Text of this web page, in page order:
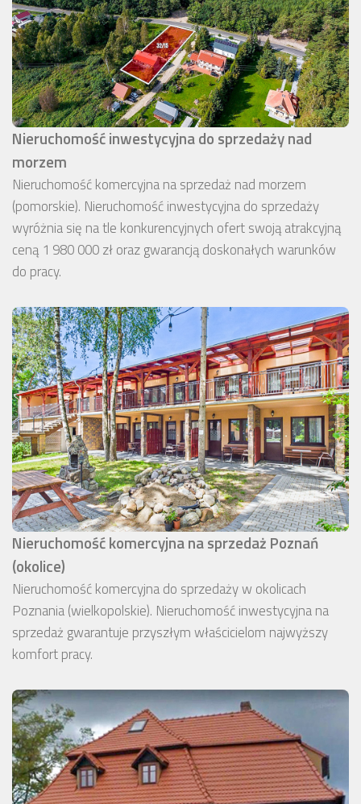
Nieruchomość inwestycyjna do sprzedaży nad
morzem
Nieruchomość komercyjna na sprzedaż nad morzem
(pomorskie). Nieruchomość inwestycyjna do sprzedaży
wyróżnia się na tle konkurencyjnych ofert swoją atrakcyjną
ceną 1 980 000 zł oraz gwarancją doskonałych warunków
do pracy.
Nieruchomość komercyjna na sprzedaż Poznań
(okolice)
Nieruchomość komercyjna do sprzedaży w okolicach
Poznania (wielkopolskie). Nieruchomość inwestycyjna na
sprzedaż gwarantuje przyszłym właścicielom najwyższy
komfort pracy.